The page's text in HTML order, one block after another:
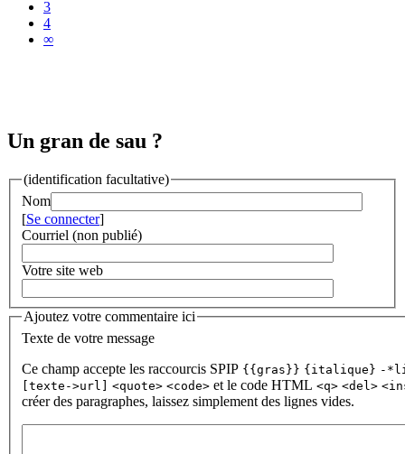
3
4
∞
Un gran de sau ?
(identification facultative)
Nom
[Se connecter]
Courriel (non publié)
Votre site web
Ajoutez votre commentaire ici
Texte de votre message
Ce champ accepte les raccourcis SPIP {{gras}} {italique} -
[texte->url] <quote> <code> et le code HTML <q> <del>
créer des paragraphes, laissez simplement des lignes vides.